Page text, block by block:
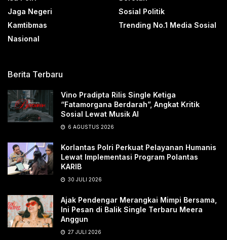
Jaga Negeri
Kamtibmas
Nasional
Sosial Politik
Trending No.1 Media Sosial
Berita Terbaru
Vino Pradipta Rilis Single Ketiga
“Fatamorgana Berdarah”, Angkat Kritik
Sosial Lewat Musik AI
6 AGUSTUS 2026
Korlantas Polri Perkuat Pelayanan Humanis
Lewat Implementasi Program Polantas
KARIB
30 JULI 2026
Ajak Pendengar Merangkai Mimpi Bersama,
Ini Pesan di Balik Single Terbaru Meera
Anggun
27 JULI 2026